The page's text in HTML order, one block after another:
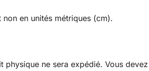
en unités métriques (cm).
ne sera expédié. Vous